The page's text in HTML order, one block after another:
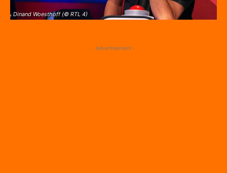
Dinand Woesthoff (© RTL 4)
- Advertisement -